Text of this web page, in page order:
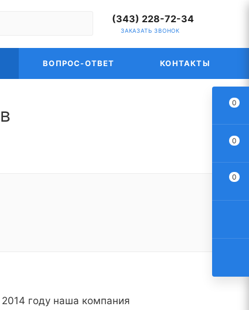
(343) 228-72-34
ЗАКАЗАТЬ ЗВОНОК
ВОПРОС-ОТВЕТ КОНТАКТЫ
году наша компания
0
0
0